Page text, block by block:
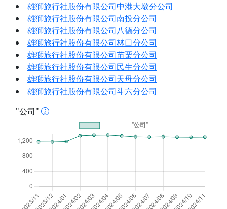
雄獅旅行社股份有限公司中港大墩分公司
雄獅旅行社股份有限公司南投分公司
雄獅旅行社股份有限公司八德分公司
雄獅旅行社股份有限公司林口分公司
雄獅旅行社股份有限公司苗栗分公司
雄獅旅行社股份有限公司民生分公司
雄獅旅行社股份有限公司天母分公司
雄獅旅行社股份有限公司斗六分公司
"公司"